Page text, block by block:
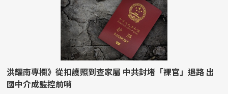
洪耀南專欄》從扣護照到查家屬 中共封堵「裸官」退路 出
國中介成監控前哨